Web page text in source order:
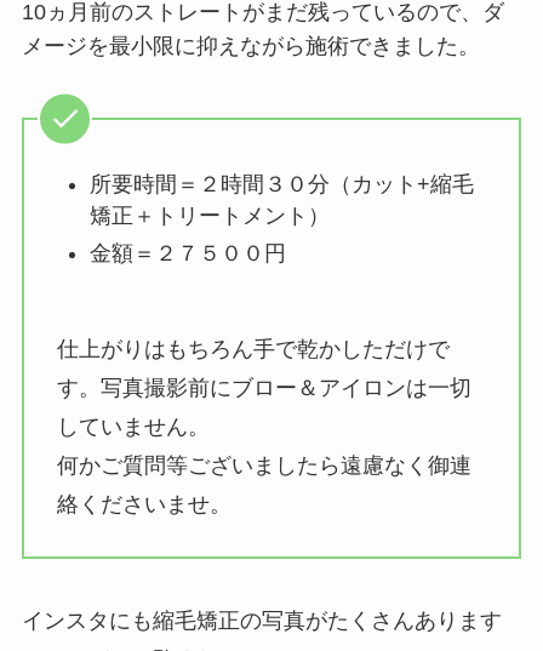
10ヵ月前のストレートがまだ残っているので、ダ
メージを最小限に抑えながら施術できました。
所要時間＝２時間３０分（カット+縮毛
矯正＋トリートメント）
金額＝２７５００円
仕上がりはもちろん手で乾かしただけで
す。写真撮影前にブロー＆アイロンは一切
していません。
何かご質問等ございましたら遠慮なく御連
絡くださいませ。
インスタにも縮毛矯正の写真がたくさんあります